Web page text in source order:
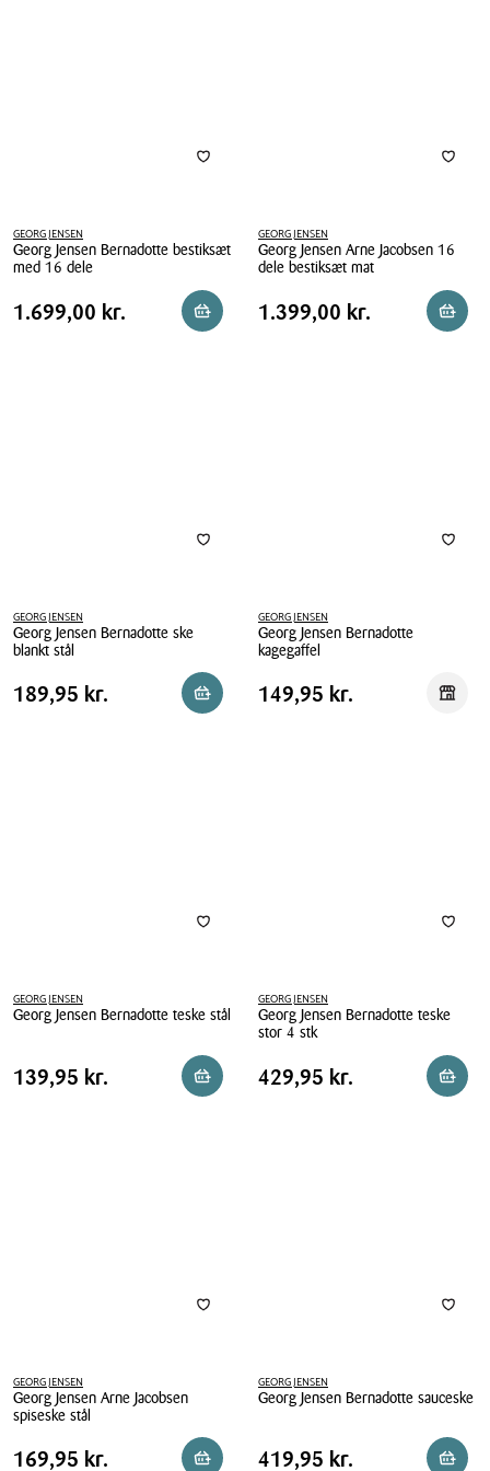
GEORG JENSEN
Georg Jensen Bernadotte bestiksæt
med 16 dele
Georg
Jensen
Pris
Pris 1.699,00 kr.
1.699,00 kr. Reservér i butik
GEORG JENSEN
Georg Jensen Arne Jacobsen 16
dele bestiksæt mat
Georg
Jensen
Pris
Pris 1.399,00 kr.
1.399,00 kr. Læg i
GEORG JENSEN
Georg Jensen Bernadotte ske
blankt stål
Georg
Jensen
Pris
Pris 189,95 kr.
189,95 kr. Reservér i butik
GEORG JENSEN
Georg Jensen Bernadotte
kagegaffel
Georg
Jensen
Pris
Pris 149,95 kr.
149,95 kr.
GEORG JENSEN
Georg Jensen Bernadotte teske stål
Jensen
Bernadotte
Pris
Pris 139,95 kr.
139,95 kr. Reservér i butik
GEORG JENSEN
Georg Jensen Bernadotte teske
stor 4 stk
Georg
Jensen
Pris
Pris 429,95 kr.
429,95 kr.
GEORG JENSEN
Georg Jensen Arne Jacobsen
spiseske stål
Georg
Pris
Pris 169,95 kr.
169,95 kr. Reservér i butik
GEORG JENSEN
Georg Jensen Bernadotte sauceske
Jensen
Pris
Pris 419,95 kr.
419,95 kr.